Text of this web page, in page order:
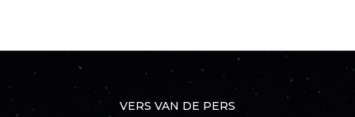
VERS VAN DE PERS